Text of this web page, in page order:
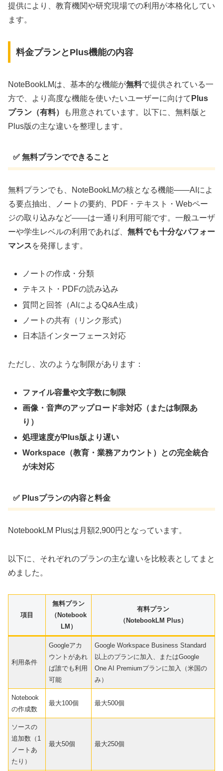
提供により、教育機関や研究現場での利用が本格化してい
ます。
料金プランとPlus機能の内容
NoteBookLMは、基本的な機能が無料で提供されている一
方で、より高度な機能を使いたいユーザーに向けて Plus
プラン（有料）
も用意されています。以下に、無料版と
Plus版の主な違いを整理します。
✅ 無料プランでできること
無料プランでも、NoteBookLMの核となる機能――AIによ
る要点抽出、ノートの要約、PDF・テキスト・Webペー
ジの取り込みなど――は一通り利用可能です。一般ユーザ
ーや学生レベルの利用であれば、 無料でも十分なパフォー
マンスを発揮します。
ノートの作成・分類
テキスト・PDFの読み込み
質問と回答（AIによるQ&A生成）
ノートの共有（リンク形式）
日本語インターフェース対応
ただし、次のような制限があります：
ファイル容量や文字数に制限
画像・音声のアップロード非対応（または制限あ
り）
処理速度がPlus版より遅い
Workspace（教育・業務アカウント）との完全統合
が未対応
✅ Plusプランの内容と料金
NotebookLM Plusは月額2,900円となっています。
以下に、それぞれのプランの主な違いを比較表としてまと
めました。
項目
無料プラン
（Notebook
LM）
有料プラン
（NotebookLM Plus）
利用条件
Googleアカ
ウントがあれ
ば誰でも利用
可能
Google Workspace Business Standard
以上のプランに加入、またはGoogle
One AI Premiumプランに加入（米国の
み）
Notebook
の作成数
最大100個 最大500個
ソースの
追加数（1
ノートあ
たり）
最大50個 最大250個